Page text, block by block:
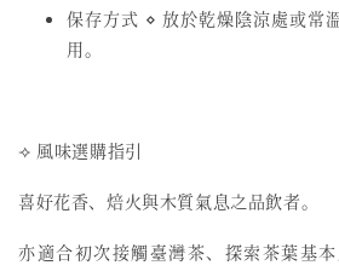
保存方式 ⋄ 放於乾燥陰涼處或常
用。
⟢ 風味選購指引
喜好花香、焙火與木質氣息之品飲者。
亦適合初次接觸臺灣茶、探索茶葉基